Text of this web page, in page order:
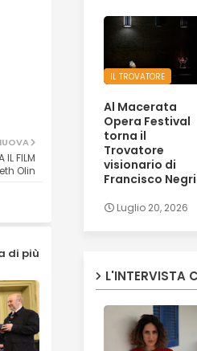
IL FILM
Olin
di più
IL TROVATORE
Al Macerata
Opera Festival
torna il
Trovatore
visionario di
Francisco
Luglio 20, 2026
L'INTERVISTA